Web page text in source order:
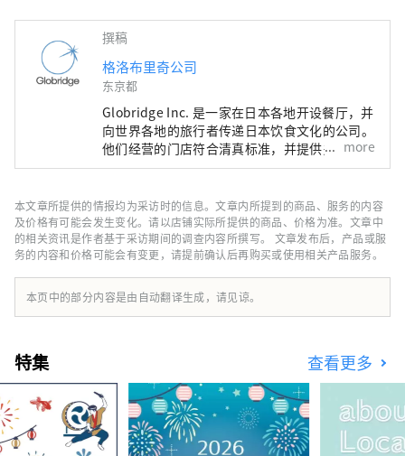
撰稿
格洛布里奇公司
东京都
Globridge Inc. 是一家在日本各地开设餐厅，并
向世界各地的旅行者传递日本饮食文化的公司。
他们经营的门店符合清真标准，并提供多语种服
务，让更多人能够安心享用寿司、螃蟹、和牛等
Globridge 旗下餐厅的信息，并推荐给访日游客
的美食体验。他们将与世界各地的人们分享“美
食体验”，让您的日本之旅更加丰富多彩。
more
本文章所提供的情报均为采访时的信息。文章内所提到的商品、服务的内容
及价格有可能会发生变化。请以店铺实际所提供的商品、价格为准。文章中
的相关资讯是作者基于采访期间的调查内容所撰写。 文章发布后，产品或服
务的内容和价格可能会有变更，请提前确认后再购买或使用相关产品服务。
本页中的部分内容是由自动翻译生成，请见谅。
特集 查看更多